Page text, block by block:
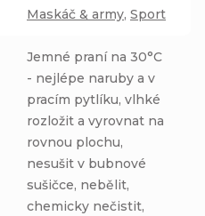
Maskáč & army, Sport
Jemné praní na 30°C
- nejlépe naruby a v
pracím pytlíku, vlhké
rozložit a vyrovnat na
rovnou plochu,
nesušit v bubnové
sušičce, nebělit,
chemicky nečistit,